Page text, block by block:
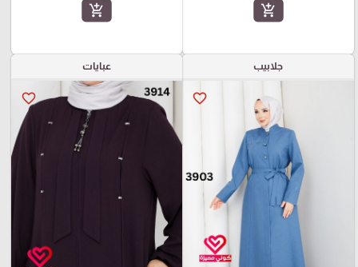
add_shopping_cart
add_shopping_cart
جلابيب
favorite_border
عبايات
favorite_border